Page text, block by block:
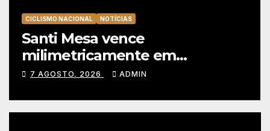
CICLISMO NACIONAL NOTÍCIAS
Santi Mesa vence
milimetricamente em
Albufeira, Rui Oliveira mantém
7 AGOSTO, 2026 ADMIN